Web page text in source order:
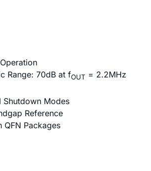
Range: 70dB at fOUT = 2.2MHz
Shutdown Modes
Reference
QFN Packages